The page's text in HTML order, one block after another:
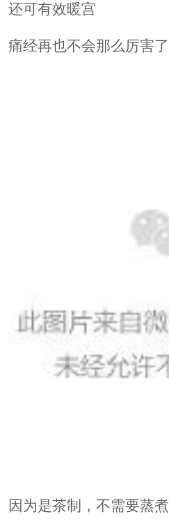
还可有效暖宫
痛经再也不会那么厉害了
因为是茶制，不需要蒸煮